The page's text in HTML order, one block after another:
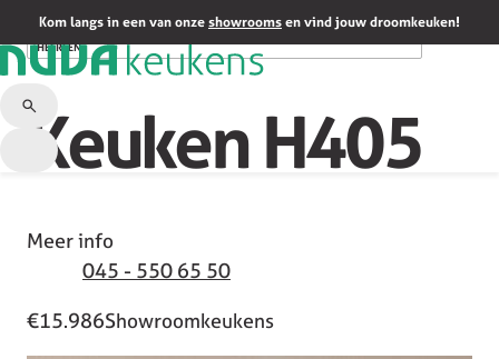
Kom langs in een van onze showrooms en vind jouw droomkeuken!
HOME/ SHOWROOMKEUKENS /KEUKEN H405
HEERLEN
Keuken H405
Meer info
045 - 550 65 50
€15.986Showroomkeukens